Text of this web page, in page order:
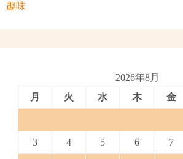
趣味
2026年8月
月
火 水 木 金
3 4 5 6 7